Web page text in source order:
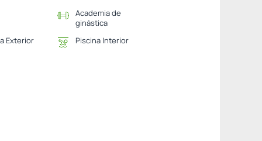
Academia de
ginástica
Exterior Piscina Interior